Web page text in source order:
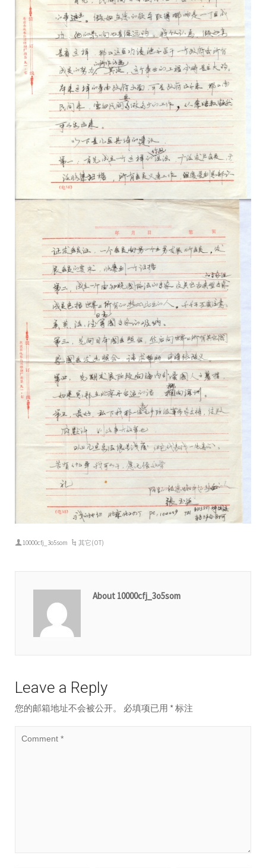
10000cfj_3o5som 其它(OT)
About 10000cfj_3o5som
Leave a Reply
您的邮箱地址不会被公开。 必填项已用 *标注